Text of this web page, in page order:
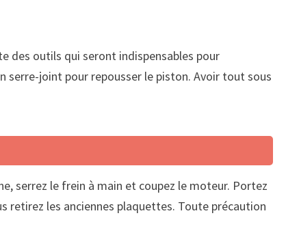
des outils qui seront indispensables pour
serre-joint pour repousser le piston. Avoir tout sous
serrez le frein à main et coupez le moteur. Portez
retirez les anciennes plaquettes. Toute précaution